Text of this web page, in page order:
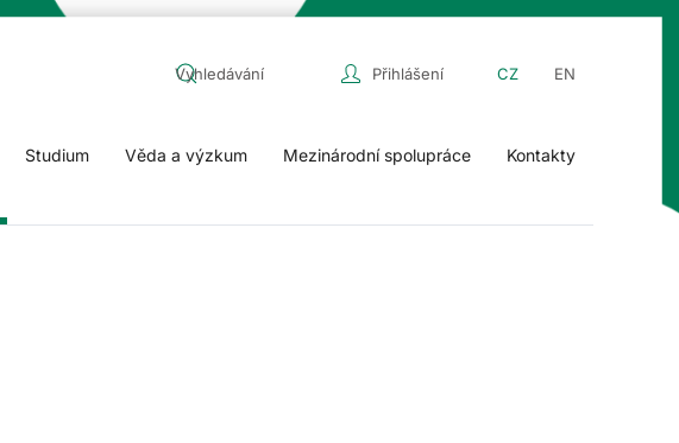
Přihlášení CZ EN
Studium Věda a výzkum Mezinárodní spolupráce Kontakty